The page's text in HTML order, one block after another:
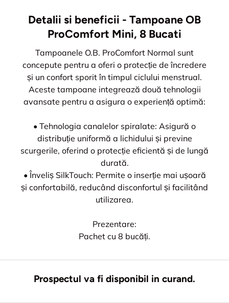
Detalii si beneficii - Tampoane OB
ProComfort Mini, 8 Bucati
Tampoanele O.B. ProComfort Normal sunt
concepute pentru a oferi o protecție de încredere
și un confort sporit în timpul ciclului menstrual.
Aceste tampoane integrează două tehnologii
avansate pentru a asigura o experiență optimă:
• Tehnologia canalelor spiralate: Asigură o
distribuție uniformă a lichidului și previne
scurgerile, oferind o protecție eficientă și de lungă
durată.
• Înveliș SilkTouch: Permite o inserție mai ușoară
și confortabilă, reducând disconfortul și facilitând
utilizarea.
Prezentare:
Pachet cu 8 bucăți.
Prospectul va fi disponibil in curand.